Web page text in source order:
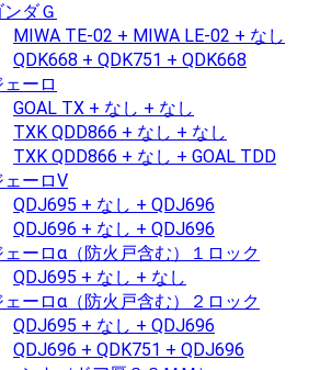
ダＧ
MIWA TE-02 + MIWA LE-02 + なし
QDK668 + QDK751 + QDK668
ェーロ
GOAL TX + なし + なし
TXK QDD866 + なし + なし
TXK QDD866 + なし + GOAL TDD
ェーロⅤ
QDJ695 + なし + QDJ696
QDJ696 + なし + QDJ696
ェーロα（防火戸含む）１ロック
QDJ695 + なし + なし
ェーロα（防火戸含む）２ロック
QDJ695 + なし + QDJ696
QDJ696 + QDK751 + QDJ696